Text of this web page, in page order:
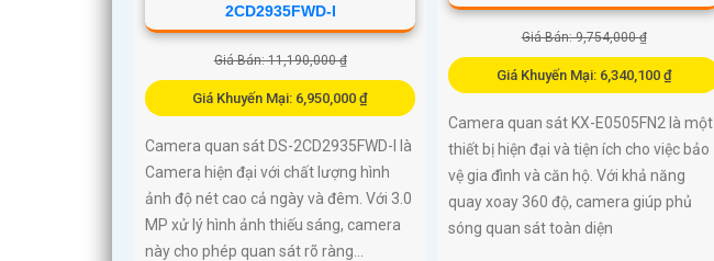
2CD2935FWD-I
Giá Bán: 11,190,000 ₫
Giá Khuyến Mại: 6,950,000 ₫
Camera quan sát DS-2CD2935FWD-I là
Camera hiện đại với chất lượng hình
ảnh độ nét cao cả ngày và đêm. Với 3.0
MP xử lý hình ảnh thiếu sáng, camera
này cho phép quan sát rõ ràng...
Giá Bán: 9,754,000 ₫
Giá Khuyến Mại: 6,340,100 ₫
Camera quan sát KX-E0505FN2 là một
thiết bị hiện đại và tiện ích cho việc bảo
vệ gia đình và căn hộ. Với khả năng
quay xoay 360 độ, camera giúp phủ
sóng quan sát toàn diện